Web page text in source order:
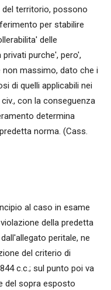
territorio, possono
per stabilire
delle
purche', pero',
massimo, dato che i
di quelli applicabili nei
con la conseguenza
determina
norma. (Cass.
al caso in esame
della predetta
peritale, ne
del criterio di
c.c.; sul punto poi va
del sopra esposto